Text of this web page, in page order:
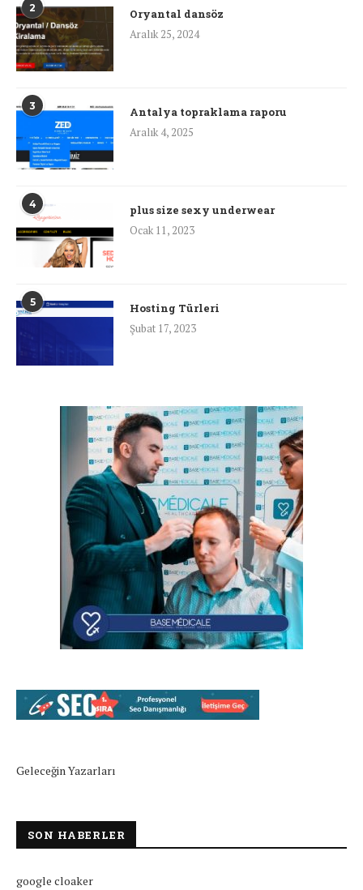
2
Oryantal dansöz
Aralık 25, 2024
3
Antalya topraklama raporu
Aralık 4, 2025
4
plus size sexy underwear
Ocak 11, 2023
5
Hosting Türleri
Şubat 17, 2023
Geleceğin Yazarları
SON HABERLER
google cloaker